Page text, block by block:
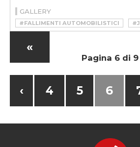
GALLERY
#FALLIMENTI AUTOMOBILISTICI
#JAGUAR X-TYPE
Pagina 6 di 9
«
‹ 4 5 6